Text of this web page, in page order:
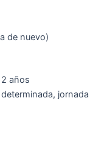
de nuevo)
años
jornada